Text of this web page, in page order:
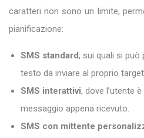
caratteri non sono un limite,
pianificazione:
SMS standard, sui quali si può
testo da inviare al proprio target
SMS interattivi, dove l’utente
messaggio appena ricevuto.
SMS con mittente